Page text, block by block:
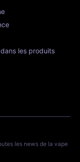
les produits
les news de la vape